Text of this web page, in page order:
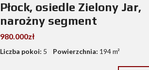
Płock, osiedle Zielony Jar,
narożny segment
980.000zł
Liczba pokoi: 5 Powierzchnia: 194 m²